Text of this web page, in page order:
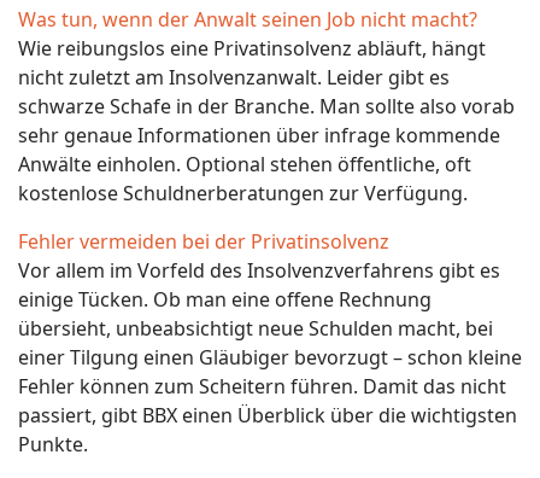
Was tun, wenn der Anwalt seinen Job nicht macht?
Wie reibungslos eine Privatinsolvenz abläuft, hängt
nicht zuletzt am Insolvenzanwalt. Leider gibt es
schwarze Schafe in der Branche. Man sollte also vorab
sehr genaue Informationen über infrage kommende
Anwälte einholen. Optional stehen öffentliche, oft
kostenlose Schuldnerberatungen zur Verfügung.
Fehler vermeiden bei der Privatinsolvenz
Vor allem im Vorfeld des Insolvenzverfahrens gibt es
einige Tücken. Ob man eine offene Rechnung
übersieht, unbeabsichtigt neue Schulden macht, bei
einer Tilgung einen Gläubiger bevorzugt – schon kleine
Fehler können zum Scheitern führen. Damit das nicht
passiert, gibt BBX einen Überblick über die wichtigsten
Punkte.